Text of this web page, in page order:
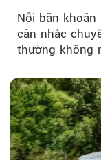
Nỗi băn
cân nhắc
thường không